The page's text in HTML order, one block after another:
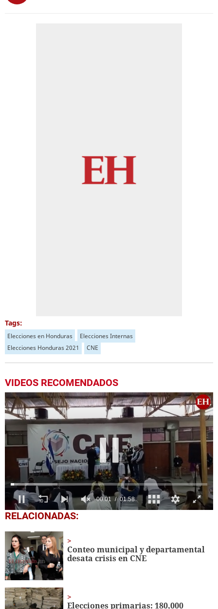
Tags:
Elecciones en Honduras
Elecciones Internas
Elecciones Honduras 2021
CNE
VIDEOS RECOMENDADOS
0
seconds
minute,
58
seconds
RELACIONADAS:
Conteo municipal y departamental
desata crisis en CNE
Elecciones primarias: 180,000